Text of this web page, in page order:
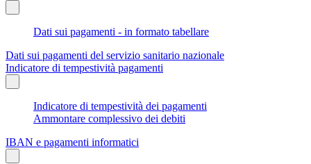
Dati sui pagamenti - in formato tabellare
Dati sui pagamenti del servizio sanitario nazionale
Indicatore di tempestività pagamenti
Indicatore di tempestività dei pagamenti
Ammontare complessivo dei debiti
IBAN e pagamenti informatici